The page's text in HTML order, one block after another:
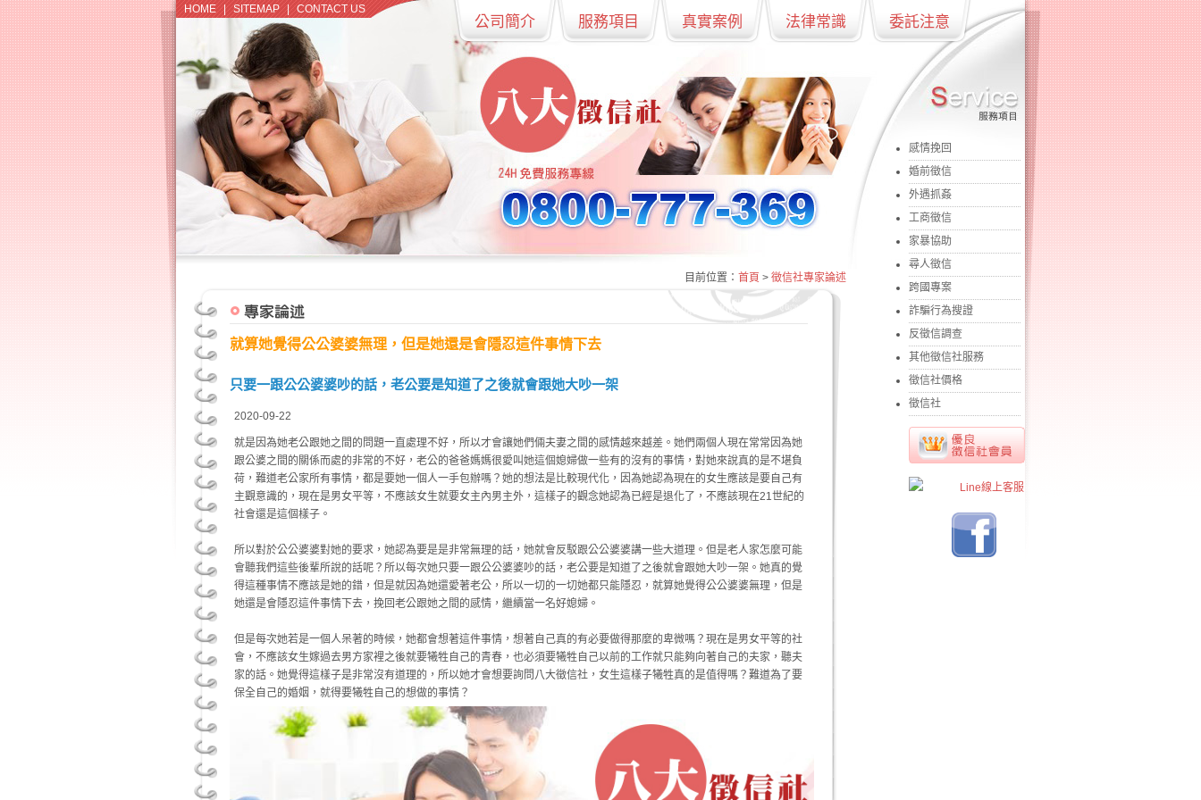
感情挽回
婚前徵信
外遇抓姦
工商徵信
家暴協助
尋人徵信
跨國專案
詐騙行為搜證
反徵信調查
其他徵信社服務
徵信社價格
徵信社
公司簡介 服務項目 真實案例 法律常識 委託注意
HOME | SITEMAP | CONTACT US
目前位置： 首頁 > 徵信社專家論述
就算她覺得公公婆婆無理，但是她還是會隱忍這件事情下去
只要一跟公公婆婆吵的話，老公要是知道了之後就會跟她大吵一架
2020-09-22
就是因為她老公跟她之間的問題一直處理不好，所以才會讓她們倆夫妻之間的感情越來越差。她們兩個人現在常常因為她
跟公婆之間的關係而處的非常的不好，老公的爸爸媽媽很愛叫她這個媳婦做一些有的沒有的事情，對她來說真的是不堪負
荷，難道老公家所有事情，都是要她一個人一手包辦嗎？她的想法是比較現代化，因為她認為現在的女生應該是要自己有
主觀意識的，現在是男女平等，不應該女生就要女主內男主外，這樣子的觀念她認為已經是退化了，不應該現在21世紀的
社會還是這個樣子。
所以對於公公婆婆對她的要求，她認為要是是非常無理的話，她就會反駁跟公公婆婆講一些大道理。但是老人家怎麼可能
會聽我們這些後輩所說的話呢？所以每次她只要一跟公公婆婆吵的話，老公要是知道了之後就會跟她大吵一架。她真的覺
得這種事情不應該是她的錯，但是就因為她還愛著老公，所以一切的一切她都只能隱忍，就算她覺得公公婆婆無理，但是
她還是會隱忍這件事情下去，挽回老公跟她之間的感情，繼續當一名好媳婦。
但是每次她若是一個人呆著的時候，她都會想著這件事情，想著自己真的有必要做得那麼的卑微嗎？現在是男女平等的社
會，不應該女生嫁過去男方家裡之後就要犧牲自己的青春，也必須要犧牲自己以前的工作就只能夠向著自己的夫家，聽夫
家的話。她覺得這樣子是非常沒有道理的，所以她才會想要詢問八大徵信社，女生這樣子犧牲真的是值得嗎？難道為了要
保全自己的婚姻，就得要犧牲自己的想做的事情？